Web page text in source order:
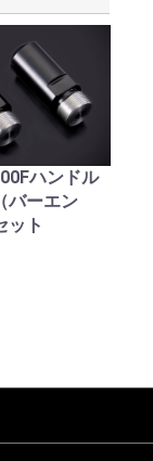
ハンドル
バーエン
ット